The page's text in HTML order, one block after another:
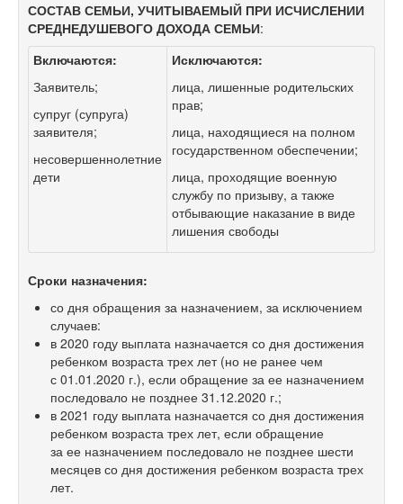
СОСТАВ СЕМЬИ, УЧИТЫВАЕМЫЙ ПРИ ИСЧИСЛЕНИИ
СРЕДНЕДУШЕВОГО ДОХОДА СЕМЬИ:
Включаются:
Заявитель;
супруг (супруга)
заявителя;
несовершеннолетние
дети
Исключаются:
лица, лишенные родительских
прав;
лица, находящиеся на полном
государственном обеспечении;
лица, проходящие военную
службу по призыву, а также
отбывающие наказание в виде
лишения свободы
Сроки назначения:
со дня обращения за назначением, за исключением
случаев:
в 2020 году выплата назначается со дня достижения
ребенком возраста трех лет (но не ранее чем
с 01.01.2020 г.), если обращение за ее назначением
последовало не позднее 31.12.2020 г.;
в 2021 году выплата назначается со дня достижения
ребенком возраста трех лет, если обращение
за ее назначением последовало не позднее шести
месяцев со дня достижения ребенком возраста трех
лет.